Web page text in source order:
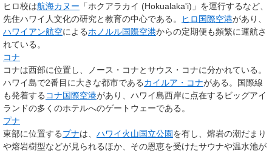
ヒロ校は航海カヌー 「ホクアラカイ (Hokualaka'i)」を運行するなど、
先住ハワイ人文化の研究と教育の中心である。
ヒロ国際空港があり、
ハワイアン航空によるホノルル国際空港からの定期便も頻繁に運航さ
れている。
コナ
コナは西部に位置し、ノース・コナとサウス・コナに分かれている。
ハワイ島で2番目に大きな都市であるカイルア・コナがある。国際線
も発着する コナ国際空港があり、ハワイ島西岸に点在するビッグアイ
ランドの多くのホテルへのゲートウェーである。
プナ
東部に位置するプナは、 ハワイ火山国立公園を有し、熔岩の潮だまり
や熔岩樹型などが見られるほか、その恩恵を受けたサウナや温水池が